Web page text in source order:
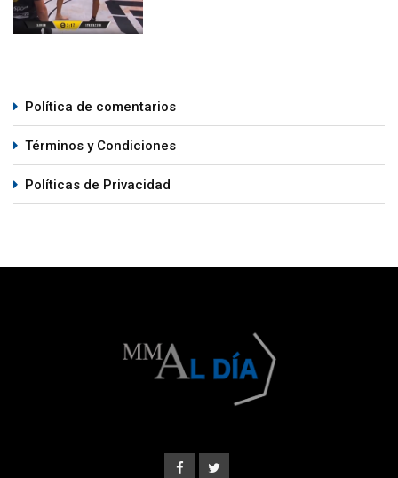
Política de comentarios
Términos y Condiciones
Políticas de Privacidad